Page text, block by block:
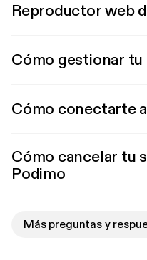
Reproductor web
Cómo gestionar
Cómo conectarte
Cómo cancelar tu
Podimo
Más preguntas y